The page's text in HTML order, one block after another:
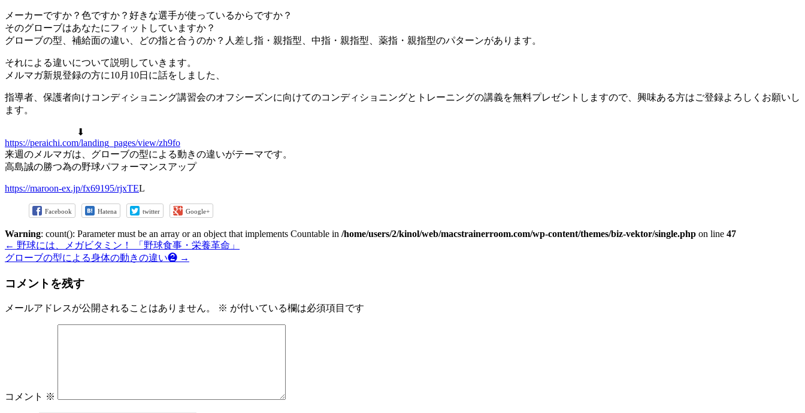
メーカーですか？色ですか？好きな選手が使っているからですか？
そのグローブはあなたにフィットしていますか？
グローブの型、補給面の違い、どの指と合うのか？人差し指・親指型、中指・親指型、薬指・親指型のパターンがあります。
それによる違いについて説明していきます。
メルマガ新規登録の方に10月10日に話をしました、
指導者、保護者向けコンディショニング講習会のオフシーズンに向けてのコンディショニングとトレーニングの講義を無料プレゼントしますので、興味ある方はご登録よろしくお願いし
ます。
⬇︎
https://peraichi.com/landing_pages/view/zh9fo
来週のメルマガは、グローブの型による動きの違いがテーマです。
高島誠の勝つ為の野球パフォーマンスアップ
https://maroon-ex.jp/fx69195/rjxTEL
Facebook Hatena twitter Google+
Warning: count(): Parameter must be an array or an object that implements Countable in /home/users/2/kinol/web/macstrainerroom.com/wp-content/themes/biz-vektor/single.php on line 47
← 野球には、メガビタミン！ 「野球食事・栄養革命」
グローブの型による身体の動きの違い❷ →
コメントを残す
メールアドレスが公開されることはありません。 ※ が付いている欄は必須項目です
コメント ※